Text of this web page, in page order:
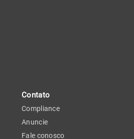
Contato
Compliance
Anuncie
Fale conosco